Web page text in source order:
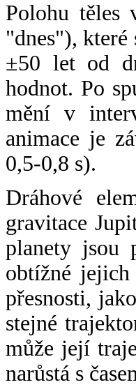
Polohu těles
"dnes"), které
±50 let od
hodnot. Po
mění v
animace je
0,5-0,8 s).
Dráhové
gravitace
planety jsou
obtížné
přesnosti,
stejné
může její
narůstá s